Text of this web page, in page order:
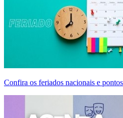
Confira os feriados nacionais e